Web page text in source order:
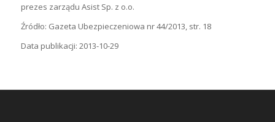
prezes zarządu Asist Sp. z o.o.
Źródło: Gazeta Ubezpieczeniowa nr 44/2013, str. 18
Data publikacji: 2013-10-29